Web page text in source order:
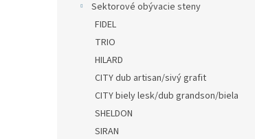
Sektorové obývacie steny
FIDEL
TRIO
HILARD
CITY dub artisan/sivý grafit
CITY biely lesk/dub grandson/biela
SHELDON
SIRAN